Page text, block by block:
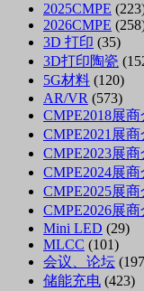
2025CMPE
2026CMPE
3D 打印 (35)
3D打印陶瓷
5G材料 (120)
AR/VR (573)
CMPE2018展商
CMPE2021展商
CMPE2023展商
CMPE2024展商
CMPE2025展商
CMPE2026展商
Mini LED (29)
MLCC (101)
会议、论坛
储能充电 (423)